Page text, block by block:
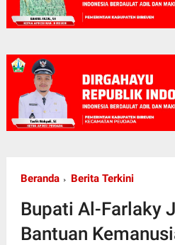
Beranda Berita Terkini
Bupati Al-Farlaky
Bantuan